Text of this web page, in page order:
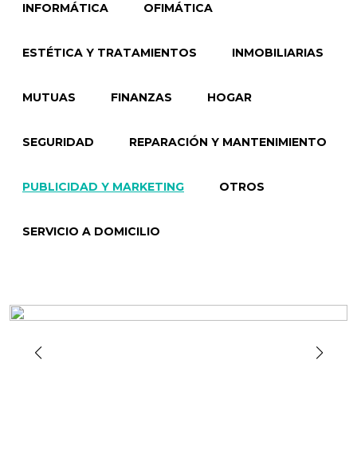
INFORMÁTICA OFIMÁTICA
ESTÉTICA Y TRATAMIENTOS INMOBILIARIAS
MUTUAS FINANZAS HOGAR
SEGURIDAD REPARACIÓN Y MANTENIMIENTO
PUBLICIDAD Y MARKETING OTROS
SERVICIO A DOMICILIO